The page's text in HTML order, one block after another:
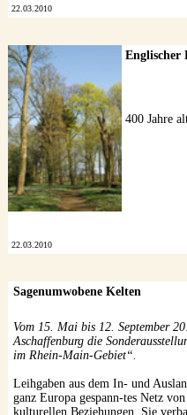
22.03.2010
Englischer
400 Jahre
22.03.2010
Sagenumwobene Kelten
Vom 15. Mai bis 12. September
Aschaffenburg die
im Rhein-Main-Gebiet“.
Leihgaben aus dem In- und
ganz Europa gespann-tes Netz
kulturellen Beziehungen. Sie